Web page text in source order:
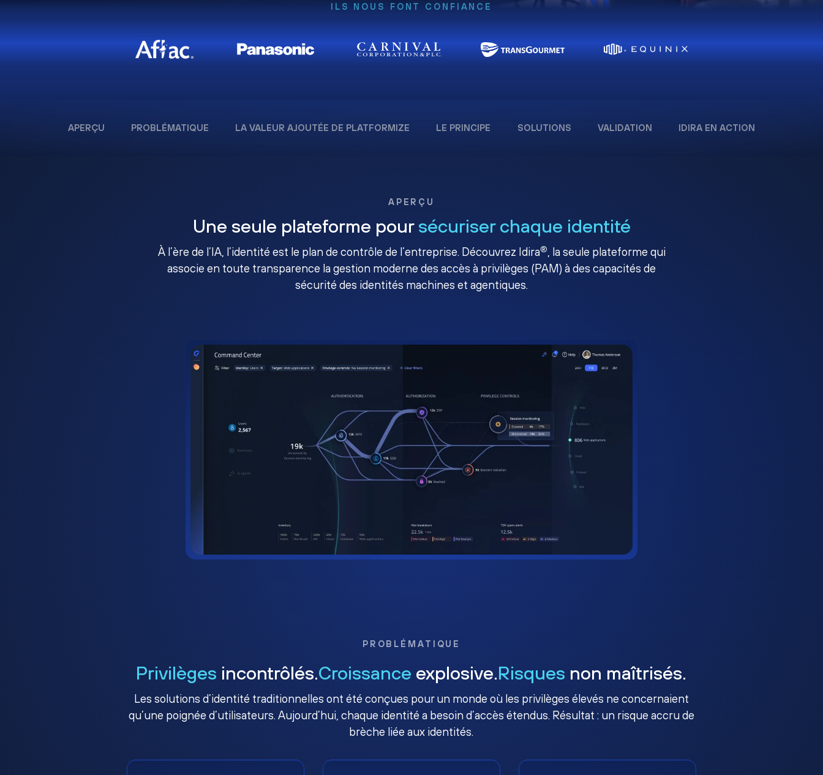
ILS NOUS FONT CONFIANCE
APERÇU PROBLÉMATIQUE LA VALEUR AJOUTÉE DE PLATFORMIZE LE PRINCIPE SOLUTIONS VALIDATION IDIRA EN ACTION
APERÇU
Une seule plateforme pour sécuriser chaque identité
À l’ère de l’IA, l’identité est le plan de contrôle de l’entreprise. Découvrez Idira®, la seule plateforme qui
associe en toute transparence la gestion moderne des accès à privilèges (PAM) à des capacités de
sécurité des identités machines et agentiques.
PROBLÉMATIQUE
Privilèges incontrôlés.Croissance explosive.Risques non maîtrisés.
Les solutions d’identité traditionnelles ont été conçues pour un monde où les privilèges élevés ne concernaient
qu’une poignée d’utilisateurs. Aujourd’hui, chaque identité a besoin d’accès étendus. Résultat : un risque accru de
brèche liée aux identités.